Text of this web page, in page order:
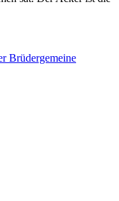
Brüdergemeine